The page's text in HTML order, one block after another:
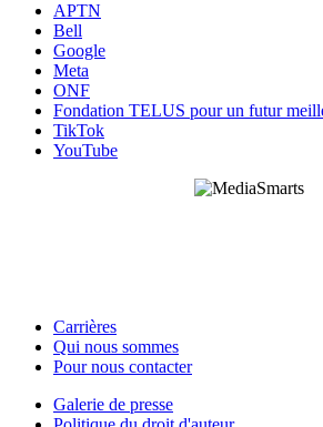
APTN
Bell
Google
Meta
ONF
Fondation TELUS pour un futur
TikTok
YouTube
Footer
This
Carrières
Qui nous sommes
Pour nous contacter
Galerie de presse